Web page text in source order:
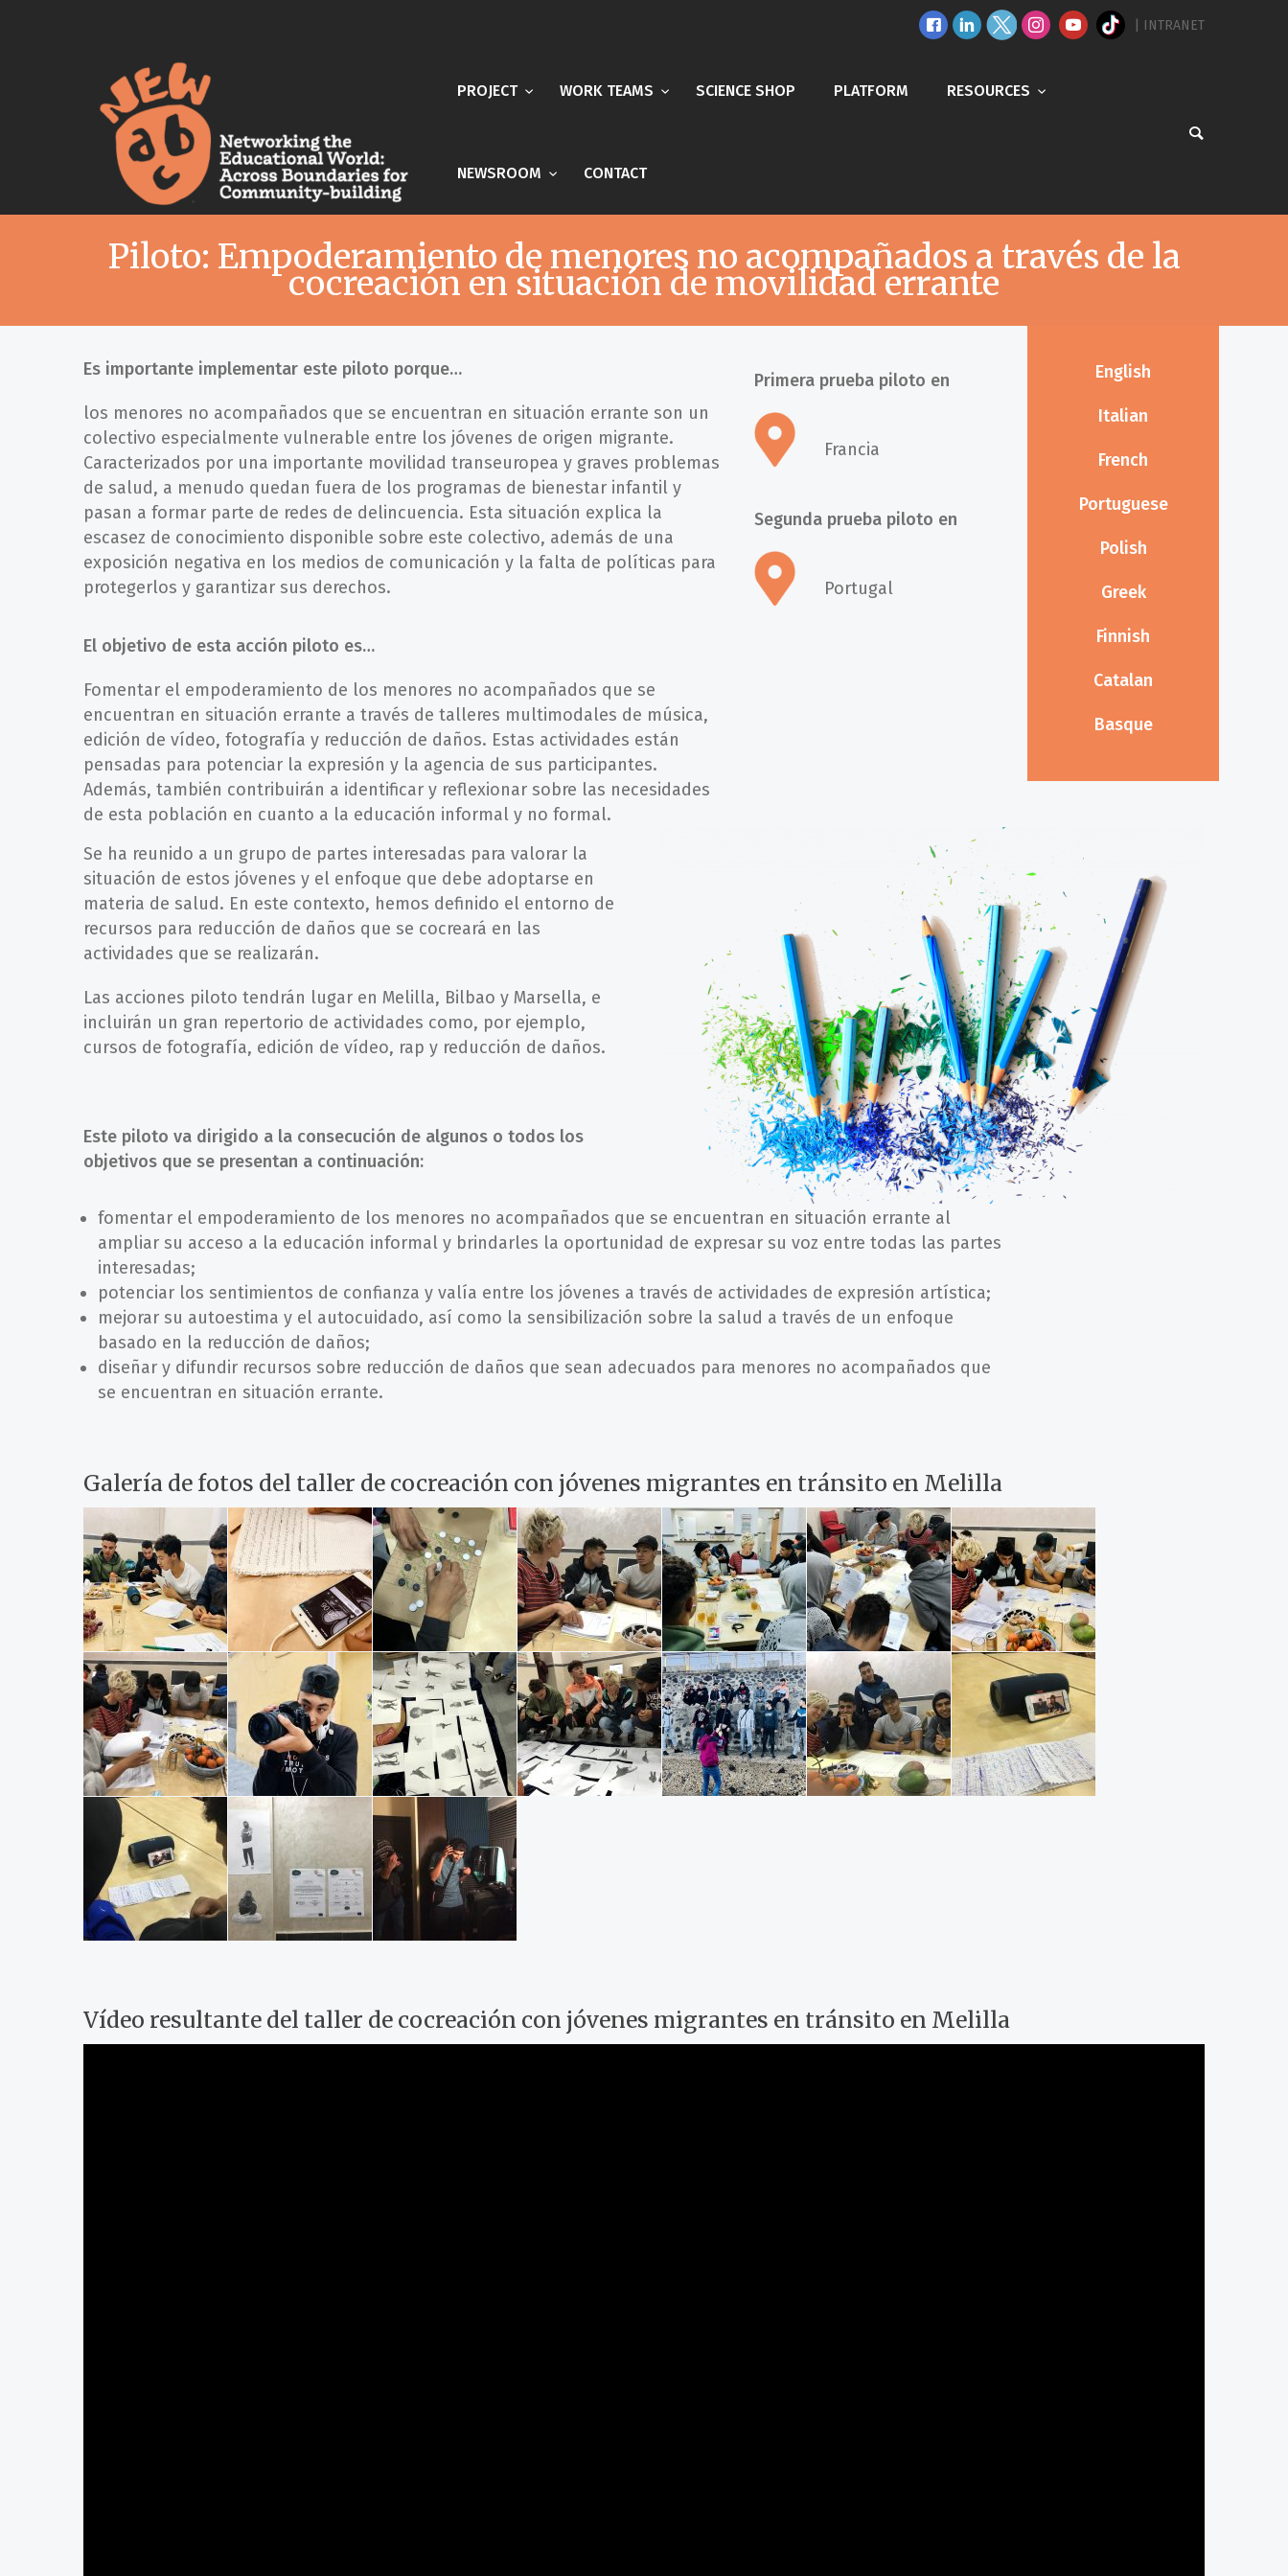
| INTRANET
PROJECT WORK TEAMS SCIENCE SHOP PLATFORM RESOURCES
NEWSROOM CONTACT
Piloto: Empoderamiento de menores no acompañados a través de la
cocreación en situación de movilidad errante
Es importante implementar este piloto porque…
los menores no acompañados que se encuentran en situación errante son un
colectivo especialmente vulnerable entre los jóvenes de origen migrante.
Caracterizados por una importante movilidad transeuropea y graves problemas
de salud, a menudo quedan fuera de los programas de bienestar infantil y
pasan a formar parte de redes de delincuencia. Esta situación explica la
escasez de conocimiento disponible sobre este colectivo, además de una
exposición negativa en los medios de comunicación y la falta de políticas para
protegerlos y garantizar sus derechos.
El objetivo de esta acción piloto es…
Fomentar el empoderamiento de los menores no acompañados que se
encuentran en situación errante a través de talleres multimodales de música,
edición de vídeo, fotografía y reducción de daños. Estas actividades están
pensadas para potenciar la expresión y la agencia de sus participantes.
Además, también contribuirán a identificar y reflexionar sobre las necesidades
de esta población en cuanto a la educación informal y no formal.
Primera prueba piloto en
Francia
Segunda prueba piloto en
Portugal
English
Italian
French
Portuguese
Polish
Greek
Finnish
Catalan
Basque
Se ha reunido a un grupo de partes interesadas para valorar la
situación de estos jóvenes y el enfoque que debe adoptarse en
materia de salud. En este contexto, hemos definido el entorno de
recursos para reducción de daños que se cocreará en las
actividades que se realizarán.
Las acciones piloto tendrán lugar en Melilla, Bilbao y Marsella, e
incluirán un gran repertorio de actividades como, por ejemplo,
cursos de fotografía, edición de vídeo, rap y reducción de daños.
Este piloto va dirigido a la consecución de algunos o todos los
objetivos que se presentan a continuación:
fomentar el empoderamiento de los menores no acompañados que se encuentran en situación errante al
ampliar su acceso a la educación informal y brindarles la oportunidad de expresar su voz entre todas las partes
interesadas;
potenciar los sentimientos de confianza y valía entre los jóvenes a través de actividades de expresión artística;
mejorar su autoestima y el autocuidado, así como la sensibilización sobre la salud a través de un enfoque
basado en la reducción de daños;
diseñar y difundir recursos sobre reducción de daños que sean adecuados para menores no acompañados que
se encuentran en situación errante.
Galería de fotos del taller de cocreación con jóvenes migrantes en tránsito en Melilla
Vídeo resultante del taller de cocreación con jóvenes migrantes en tránsito en Melilla